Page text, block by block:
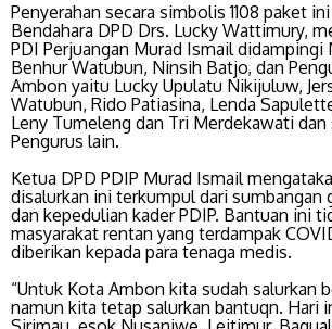
Penyerahan secara simbolis 1108 paket
Bendahara DPD Drs. Lucky Wattimury,
PDI Perjuangan Murad Ismail didampingi
Benhur Watubun, Ninsih Batjo, dan
Ambon yaitu Lucky Upulatu Nikijuluw,
Watubun, Rido Patiasina, Lenda
Leny Tumeleng dan Tri Merdekawati dan
Pengurus lain.
Ketua DPD PDIP Murad Ismail
disalurkan ini terkumpul dari sumbangan
dan kepedulian kader PDIP. Bantuan ini
masyarakat rentan yang terdampak
diberikan kepada para tenaga medis.
“Untuk Kota Ambon kita sudah salurkan
namun kita tetap salurkan bantuqn. Hari